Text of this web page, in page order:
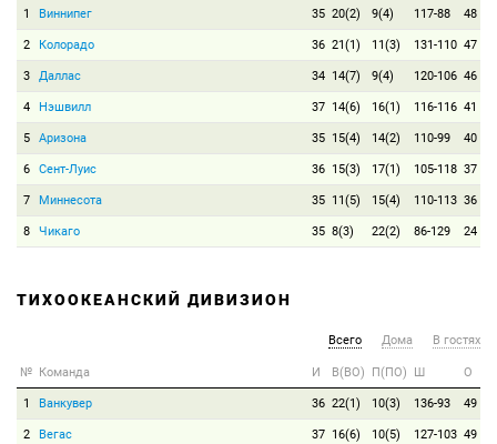
1 Виннипег 35 20(2) 9(4) 117-88 48
2 Колорадо 36 21(1) 11(3) 131-110 47
3 Даллас 34 14(7) 9(4) 120-106 46
4 Нэшвилл 37 14(6) 16(1) 116-116 41
5 Аризона 35 15(4) 14(2) 110-99 40
6 Сент-Луис 36 15(3) 17(1) 105-118 37
7 Миннесота 35 11(5) 15(4) 110-113 36
8 Чикаго 35 8(3) 22(2) 86-129 24
ТИХООКЕАНСКИЙ ДИВИЗИОН
Всего Дома В гостях
№ Команда И В(ВО) П(ПО) Ш О
1 Ванкувер 36 22(1) 10(3) 136-93 49
2 Вегас 37 16(6) 10(5) 127-103 49